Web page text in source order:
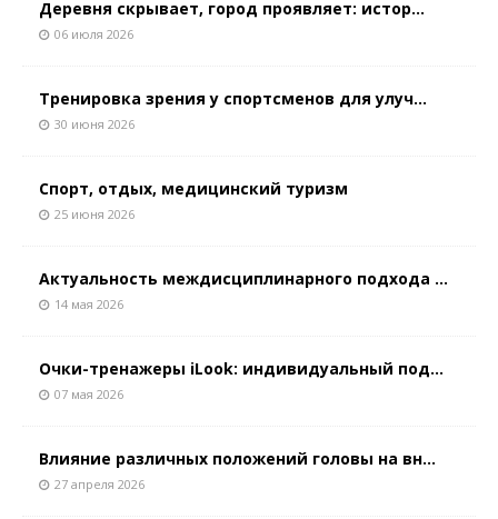
Деревня скрывает, город проявляет: истор...
06 июля 2026
Тренировка зрения у спортсменов для улуч...
30 июня 2026
Спорт, отдых, медицинский туризм
25 июня 2026
Актуальность междисциплинарного подхода ...
14 мая 2026
Очки-тренажеры iLook: индивидуальный под...
07 мая 2026
Влияние различных положений головы на вн...
27 апреля 2026